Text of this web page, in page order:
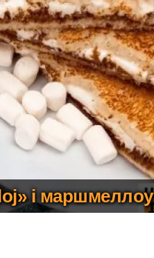
і маршмеллоу